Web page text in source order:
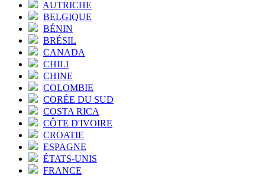
AUTRICHE
BELGIQUE
BÉNIN
BRÉSIL
CANADA
CHILI
CHINE
COLOMBIE
CORÉE DU SUD
COSTA RICA
CÔTE D'IVOIRE
CROATIE
ESPAGNE
ÉTATS-UNIS
FRANCE